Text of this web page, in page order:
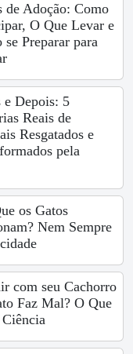
de Adoção: Como
O Que Levar e
se Preparar para
e Depois: 5
Reais de
Resgatados e
pela
os Gatos
Nem Sempre
com seu Cachorro
Faz Mal? O Que